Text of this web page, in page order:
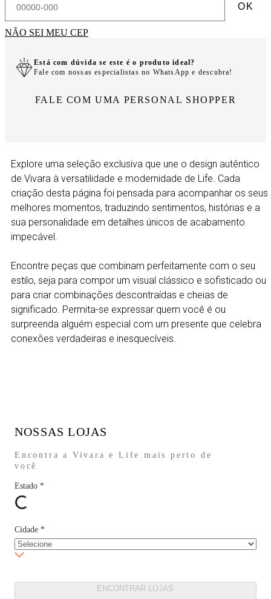
OK
NÃO SEI MEU CEP
Está com dúvida se este é o produto ideal?
Fale com nossas especialistas no WhatsApp e descubra!
FALE COM UMA PERSONAL SHOPPER
Explore uma seleção exclusiva que une o design autêntico
de Vivara à versatilidade e modernidade de Life. Cada
criação desta página foi pensada para acompanhar os seus
melhores momentos, traduzindo sentimentos, histórias e a
sua personalidade em detalhes únicos de acabamento
impecável.
Encontre peças que combinam perfeitamente com o seu
estilo, seja para compor um visual clássico e sofisticado ou
para criar combinações descontraídas e cheias de
significado. Permita-se expressar quem você é ou
surpreenda alguém especial com um presente que celebra
conexões verdadeiras e inesquecíveis.
NOSSAS LOJAS
Encontra a Vivara e Life mais perto de
você
Estado *
Cidade *
ENCONTRAR LOJAS